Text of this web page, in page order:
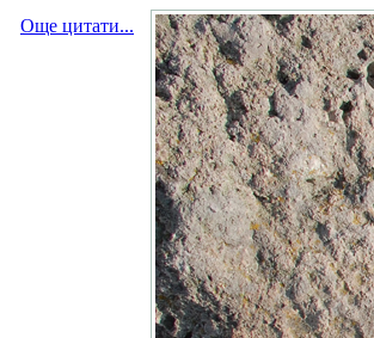
Още цитати...